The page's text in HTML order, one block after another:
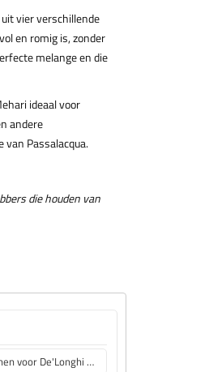
vier verschillende
en romig is, zonder
melange en die
ideaal voor
andere
Passalacqua.
die houden van
Koffiebonen voor De'Longhi koffiemachine